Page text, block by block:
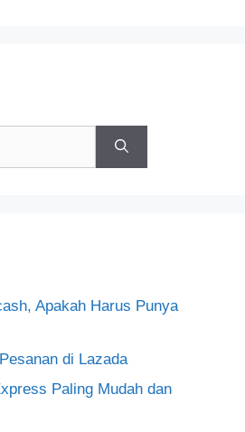
Apakah Harus Punya
di Lazada
Paling Mudah dan